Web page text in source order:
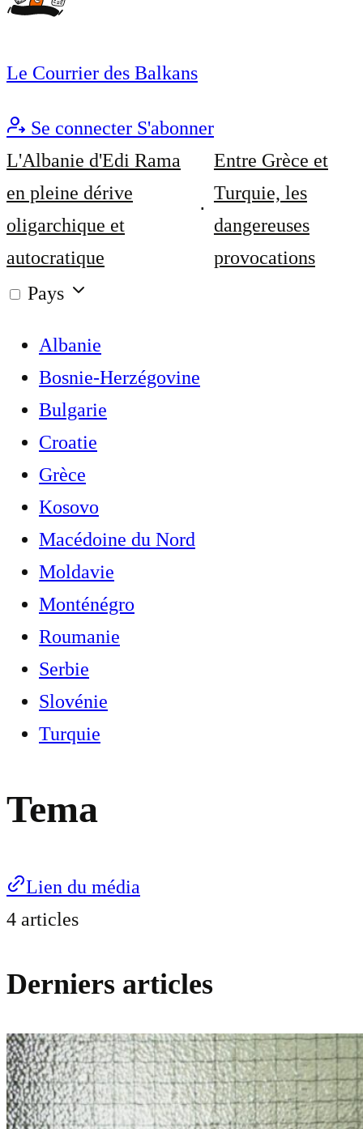
Le Courrier des Balkans
Se connecter S'abonner
L'Albanie d'Edi Rama
en pleine dérive
oligarchique et
autocratique
Entre Grèce et
Turquie, les
dangereuses
provocations
Pays
Albanie
Bosnie-Herzégovine
Bulgarie
Croatie
Grèce
Kosovo
Macédoine du Nord
Moldavie
Monténégro
Roumanie
Serbie
Slovénie
Turquie
Tema
Lien du média
4 articles
Derniers articles